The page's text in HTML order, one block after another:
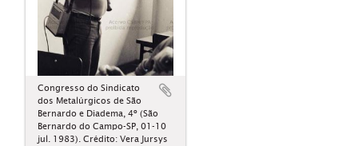
Congresso do Sindicato
dos Metalúrgicos de São
Bernardo e Diadema, 4º (São
Bernardo do Campo-SP, 01-10
jul. 1983). Crédito: Vera Jursys